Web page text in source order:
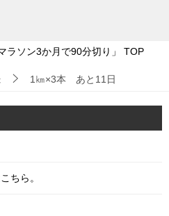
ラソン3か月で90分切り」 TOP
1㎞×3本 あと11日
ちら。